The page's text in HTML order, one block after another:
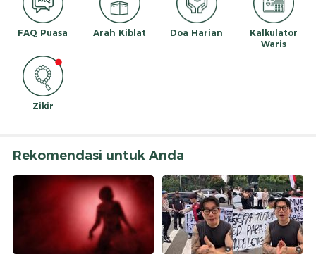
FAQ Puasa Arah Kiblat Doa Harian
Kalkulator
Waris
Zikir
Rekomendasi untuk Anda